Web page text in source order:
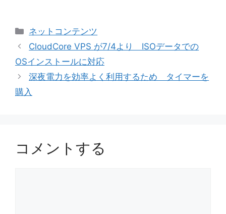
カ
テ
リ
ー
ネットコンテンツ
CloudCore VPS が7/4より ISOデータでの
OSインストールに対応
深夜電力を効率よく利用するため タイマーを
購入
コメントする